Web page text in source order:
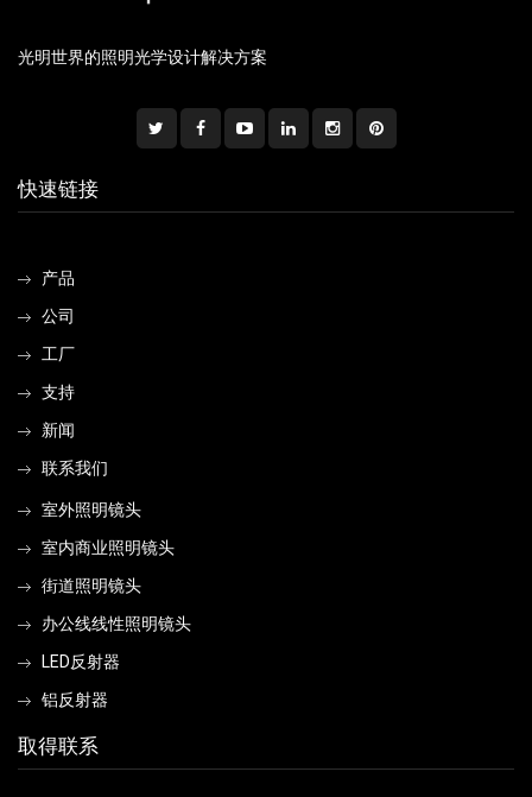
光明世界的照明光学设计解决方案
快速链接
产品
公司
工厂
支持
新闻
联系我们
室外照明镜头
室内商业照明镜头
街道照明镜头
办公线线性照明镜头
LED反射器
铝反射器
取得联系